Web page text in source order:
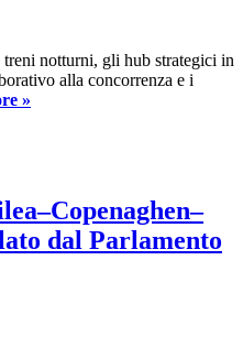
treni notturni, gli hub strategici in
alla concorrenza e i
»
European
Sleeper
dal Parlamento